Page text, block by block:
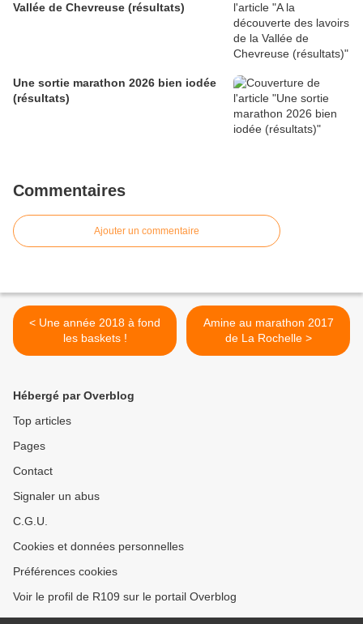
Vallée de Chevreuse (résultats)
Une sortie marathon 2026 bien iodée
(résultats)
Commentaires
Ajouter un commentaire
< Une année 2018 à fond
les baskets !
Amine au marathon 2017
de La Rochelle >
Hébergé par Overblog
Top articles
Pages
Contact
Signaler un abus
C.G.U.
Cookies et données personnelles
Préférences cookies
Voir le profil de R109 sur le portail Overblog